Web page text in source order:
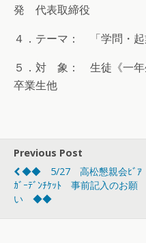
発 代表取締役
４．テーマ： 「学問・起
５．対 象： 生徒《一年
卒業生他
Previous Post
◆◆ 5/27 高松懇親会ﾋﾞｱ
ｶﾞｰﾃﾞﾝﾁｹｯﾄ 事前記入のお願
い ◆◆